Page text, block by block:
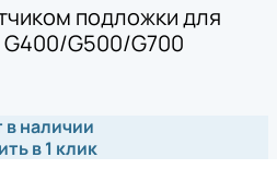
подложки для
G400/G500/G700
в наличии
в 1 клик